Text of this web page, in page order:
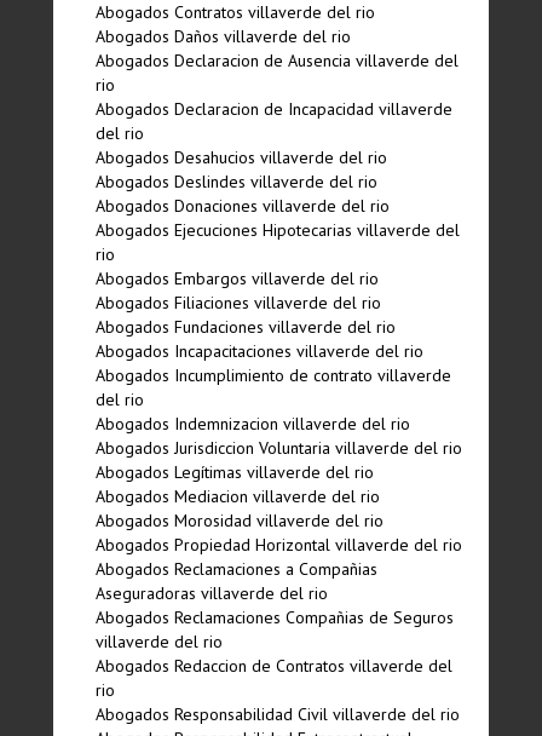
Abogados Contratos villaverde del rio
Abogados Daños villaverde del rio
Abogados Declaracion de Ausencia villaverde del
rio
Abogados Declaracion de Incapacidad villaverde
del rio
Abogados Desahucios villaverde del rio
Abogados Deslindes villaverde del rio
Abogados Donaciones villaverde del rio
Abogados Ejecuciones Hipotecarias villaverde del
rio
Abogados Embargos villaverde del rio
Abogados Filiaciones villaverde del rio
Abogados Fundaciones villaverde del rio
Abogados Incapacitaciones villaverde del rio
Abogados Incumplimiento de contrato villaverde
del rio
Abogados Indemnizacion villaverde del rio
Abogados Jurisdiccion Voluntaria villaverde del rio
Abogados Legí­timas villaverde del rio
Abogados Mediacion villaverde del rio
Abogados Morosidad villaverde del rio
Abogados Propiedad Horizontal villaverde del rio
Abogados Reclamaciones a Compañias
Aseguradoras villaverde del rio
Abogados Reclamaciones Compañias de Seguros
villaverde del rio
Abogados Redaccion de Contratos villaverde del
rio
Abogados Responsabilidad Civil villaverde del rio